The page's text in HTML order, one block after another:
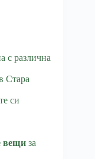
с различна
Стара
си
вещи за